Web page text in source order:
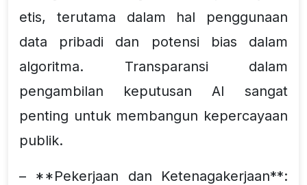
etis, terutama dalam hal penggunaan
data pribadi dan potensi bias dalam
algoritma. Transparansi dalam
pengambilan keputusan AI sangat
penting untuk membangun kepercayaan
publik.
– **Pekerjaan dan Ketenagakerjaan**: